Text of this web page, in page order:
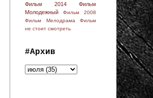
Фильм 2014
Фильм
Молодежный
Фильм 2008
Фильм Мелодрама
Фильм
не стоит смотреть
#Архив